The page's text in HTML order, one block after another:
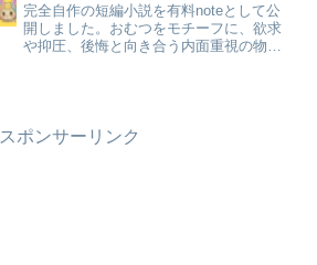
完全自作の短編小説を有料noteとして公
開しました。おむつをモチーフに、欲求
や抑圧、後悔と向き合う内面重視の物
スポンサーリンク